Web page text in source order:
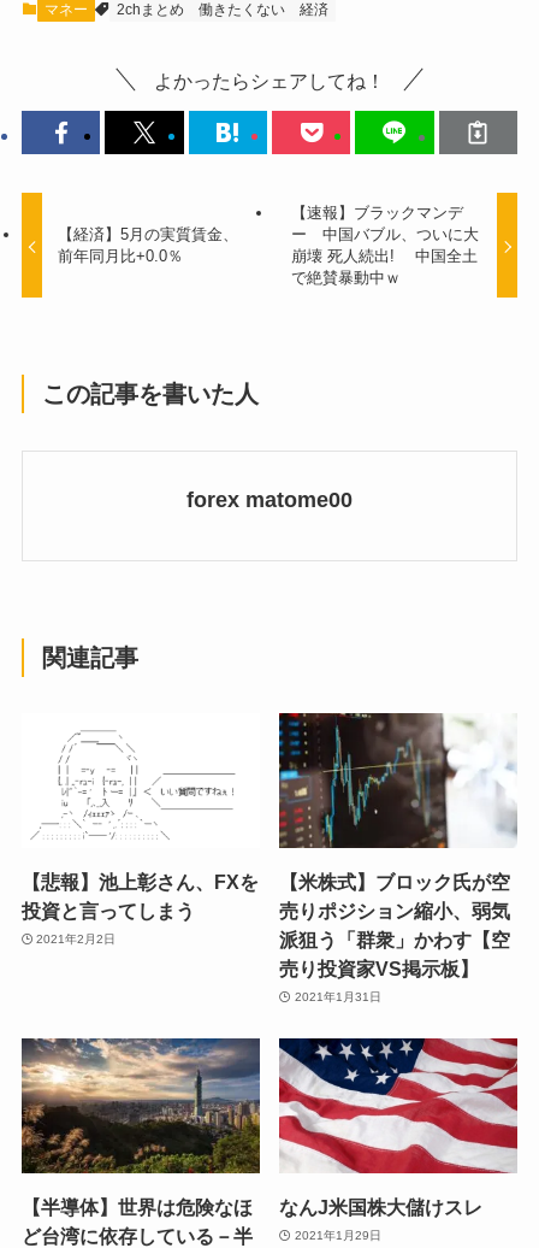
マネー 2chまとめ 働きたくない 経済
よかったらシェアしてね！
【経済】5月の実質賃金、
前年同月比+0.0％
【速報】ブラックマンデ
ー 中国バブル、ついに大
崩壊 死人続出! 中国全土
で絶賛暴動中ｗ
この記事を書いた人
forex matome00
関連記事
【悲報】池上彰さん、FXを
投資と言ってしまう
2021年2月2日
【米株式】ブロック氏が空
売りポジション縮小、弱気
派狙う「群衆」かわす【空
売り投資家VS掲示板】
2021年1月31日
【半導体】世界は危険なほ
ど台湾に依存している－半
なんJ米国株大儲けスレ
2021年1月29日